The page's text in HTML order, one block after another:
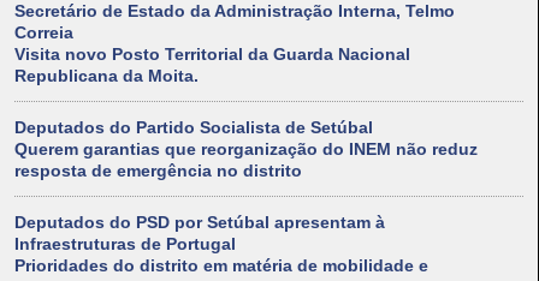
Secretário de Estado da Administração Interna, Telmo
Correia
Visita novo Posto Territorial da Guarda Nacional
Republicana da Moita.
Deputados do Partido Socialista de Setúbal
Querem garantias que reorganização do INEM não reduz
resposta de emergência no distrito
Deputados do PSD por Setúbal apresentam à
Infraestruturas de Portugal
Prioridades do distrito em matéria de mobilidade e